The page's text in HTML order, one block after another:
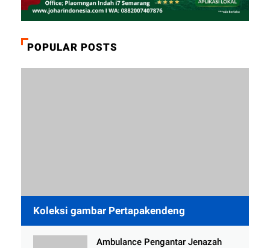
POPULAR POSTS
Koleksi gambar Pertapakendeng
Ambulance Pengantar Jenazah